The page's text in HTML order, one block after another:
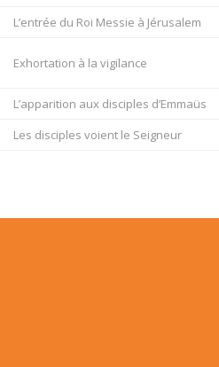
L’entrée du Roi Messie à Jérusalem
Exhortation à la vigilance
L’apparition aux disciples d’Emmaüs
Les disciples voient le Seigneur